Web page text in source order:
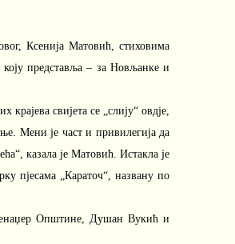
Ксенија Матовић, стиховима
представља – за Новљанке и
свијета се „слију“ овдје,
Мени је част и привилегија да
казала је Матовић. Истакла је
пјесама „Караточ“, названу по
Општине, Душан Вукић и